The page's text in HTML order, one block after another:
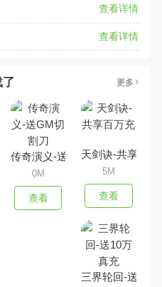
查看详情
查看详情
更多
刀
传奇演义-送GM切割刀
0M
查看
天剑诀-共享百万
5M
查看
三界轮回-送10